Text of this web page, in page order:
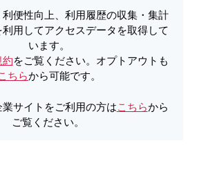
便性向上、利用履歴の収集・集計
用してアクセスデータを取得して
います。
約をご覧ください。オプトアウトも
ちらから可能です。
サイトをご利用の方はこちらから
ご覧ください。